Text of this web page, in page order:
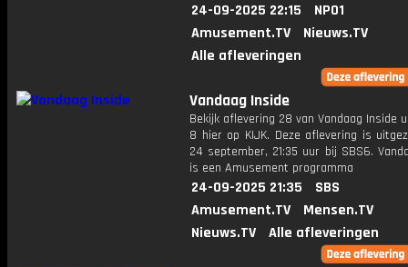
24-09-2025 22:15
NPO1
Amusement.TV
Nieuws.TV
Alle afleveringen
Vandaag Inside
Bekijk aflevering 28 van Vandaag Inside
8 hier op KIJK. Deze aflevering is
24 september, 21:35 uur bij SBS6.
is een Amusement programma
24-09-2025 21:35
SBS
Amusement.TV
Mensen.TV
Nieuws.TV
Alle afleveringen